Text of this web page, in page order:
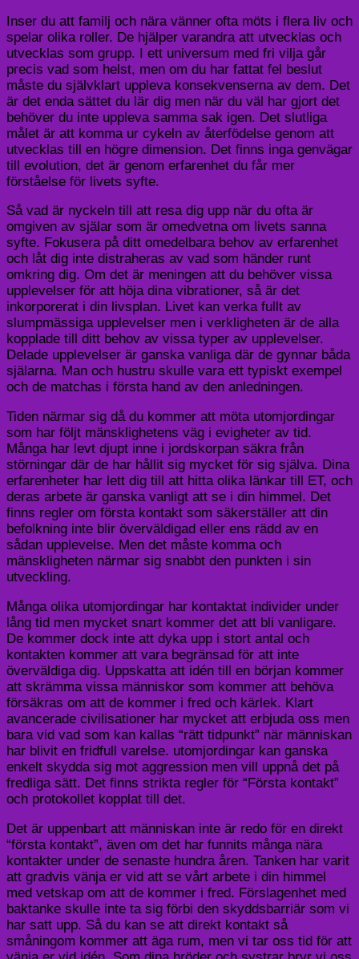
Inser du att familj och nära vänner ofta möts i flera liv och
spelar olika roller. De hjälper varandra att utvecklas och
utvecklas som grupp. I ett universum med fri vilja går
precis vad som helst, men om du har fattat fel beslut
måste du självklart uppleva konsekvenserna av dem. Det
är det enda sättet du lär dig men när du väl har gjort det
behöver du inte uppleva samma sak igen. Det slutliga
målet är att komma ur cykeln av återfödelse genom att
utvecklas till en högre dimension. Det finns inga genvägar
till evolution, det är genom erfarenhet du får mer
förståelse för livets syfte.
Så vad är nyckeln till att resa dig upp när du ofta är
omgiven av själar som är omedvetna om livets sanna
syfte. Fokusera på ditt omedelbara behov av erfarenhet
och låt dig inte distraheras av vad som händer runt
omkring dig. Om det är meningen att du behöver vissa
upplevelser för att höja dina vibrationer, så är det
inkorporerat i din livsplan. Livet kan verka fullt av
slumpmässiga upplevelser men i verkligheten är de alla
kopplade till ditt behov av vissa typer av upplevelser.
Delade upplevelser är ganska vanliga där de gynnar båda
själarna. Man och hustru skulle vara ett typiskt exempel
och de matchas i första hand av den anledningen.
Tiden närmar sig då du kommer att möta utomjordingar
som har följt mänsklighetens väg i evigheter av tid.
Många har levt djupt inne i jordskorpan säkra från
störningar där de har hållit sig mycket för sig själva. Dina
erfarenheter har lett dig till att hitta olika länkar till ET, och
deras arbete är ganska vanligt att se i din himmel. Det
finns regler om första kontakt som säkerställer att din
befolkning inte blir överväldigad eller ens rädd av en
sådan upplevelse. Men det måste komma och
mänskligheten närmar sig snabbt den punkten i sin
utveckling.
Många olika utomjordingar har kontaktat individer under
lång tid men mycket snart kommer det att bli vanligare.
De kommer dock inte att dyka upp i stort antal och
kontakten kommer att vara begränsad för att inte
överväldiga dig. Uppskatta att idén till en början kommer
att skrämma vissa människor som kommer att behöva
försäkras om att de kommer i fred och kärlek. Klart
avancerade civilisationer har mycket att erbjuda oss men
bara vid vad som kan kallas “rätt tidpunkt” när människan
har blivit en fridfull varelse. utomjordingar kan ganska
enkelt skydda sig mot aggression men vill uppnå det på
fredliga sätt. Det finns strikta regler för “Första kontakt”
och protokollet kopplat till det.
Det är uppenbart att människan inte är redo för en direkt
“första kontakt”, även om det har funnits många nära
kontakter under de senaste hundra åren. Tanken har varit
att gradvis vänja er vid att se vårt arbete i din himmel
med vetskap om att de kommer i fred. Förslagenhet med
baktanke skulle inte ta sig förbi den skyddsbarriär som vi
har satt upp. Så du kan se att direkt kontakt så
småningom kommer att äga rum, men vi tar oss tid för att